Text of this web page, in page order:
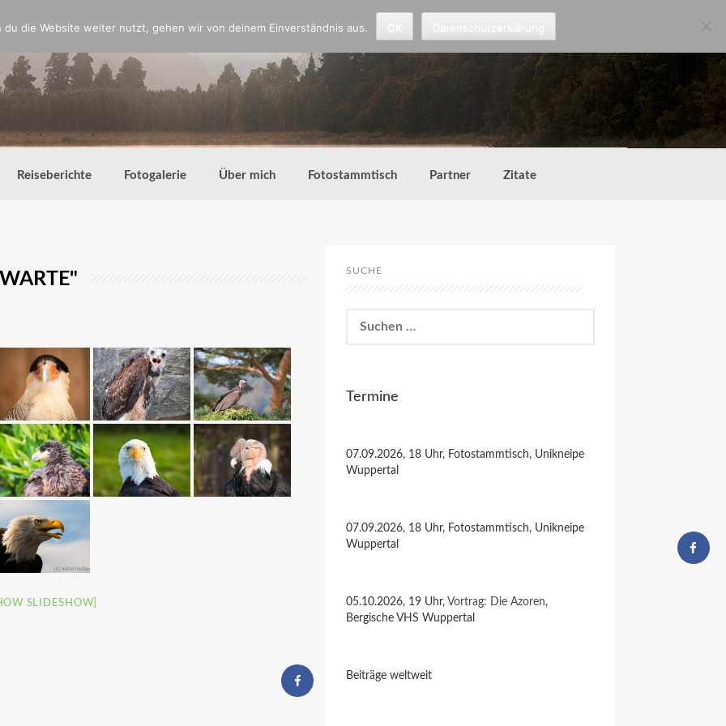
Reiseberichte Fotogalerie Über mich Fotostammtisch Partner Zitate
SLIDESHOW]
SUCHE
nach:
Termine
07.09.2026, 18 Uhr, Fotostammtisch, Unikneipe
Wuppertal
07.09.2026, 18 Uhr, Fotostammtisch, Unikneipe
Wuppertal
05.10.2026, 19 Uhr, Vortrag: Die Azoren,
Bergische VHS Wuppertal
Beiträge weltweit
die Website weiter nutzt, gehen wir von deinem Einverständnis aus.